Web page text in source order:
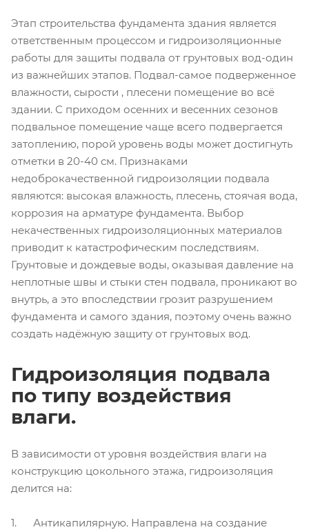
Этап строительства фундамента здания является
ответственным процессом и гидроизоляционные
работы для защиты подвала от грунтовых вод-один
из важнейших этапов. Подвал-самое подверженное
влажности, сырости , плесени помещение во всё
здании. С приходом осенних и весенних сезонов
подвальное помещение чаще всего подвергается
затоплению, порой уровень воды может достигнуть
отметки в 20-40 см. Признаками
недоброкачественной гидроизоляции подвала
являются: высокая влажность, плесень, стоячая вода,
коррозия на арматуре фундамента. Выбор
некачественных гидроизоляционных материалов
приводит к катастрофическим последствиям.
Грунтовые и дождевые воды, оказывая давление на
неплотные швы и стыки стен подвала, проникают во
внутрь, а это впоследствии грозит разрушением
фундамента и самого здания, поэтому очень важно
создать надёжную защиту от грунтовых вод.
Гидроизоляция подвала
по типу воздействия
влаги.
В зависимости от уровня воздействия влаги на
конструкцию цокольного этажа, гидроизоляция
делится на:
1. Антикапилярную. Направлена на создание